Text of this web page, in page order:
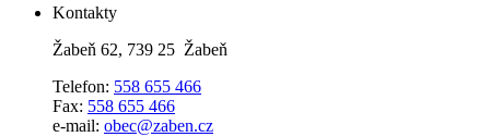
Kontakty
Žabeň 62, 739 25 Žabeň
Telefon: 558 655 466
Fax: 558 655 466
e-mail: obec@zaben.cz